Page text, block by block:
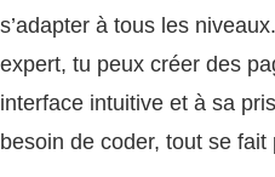
s’adapter à tous les
expert, tu peux créer des
interface intuitive et à sa
besoin de coder, tout se fait